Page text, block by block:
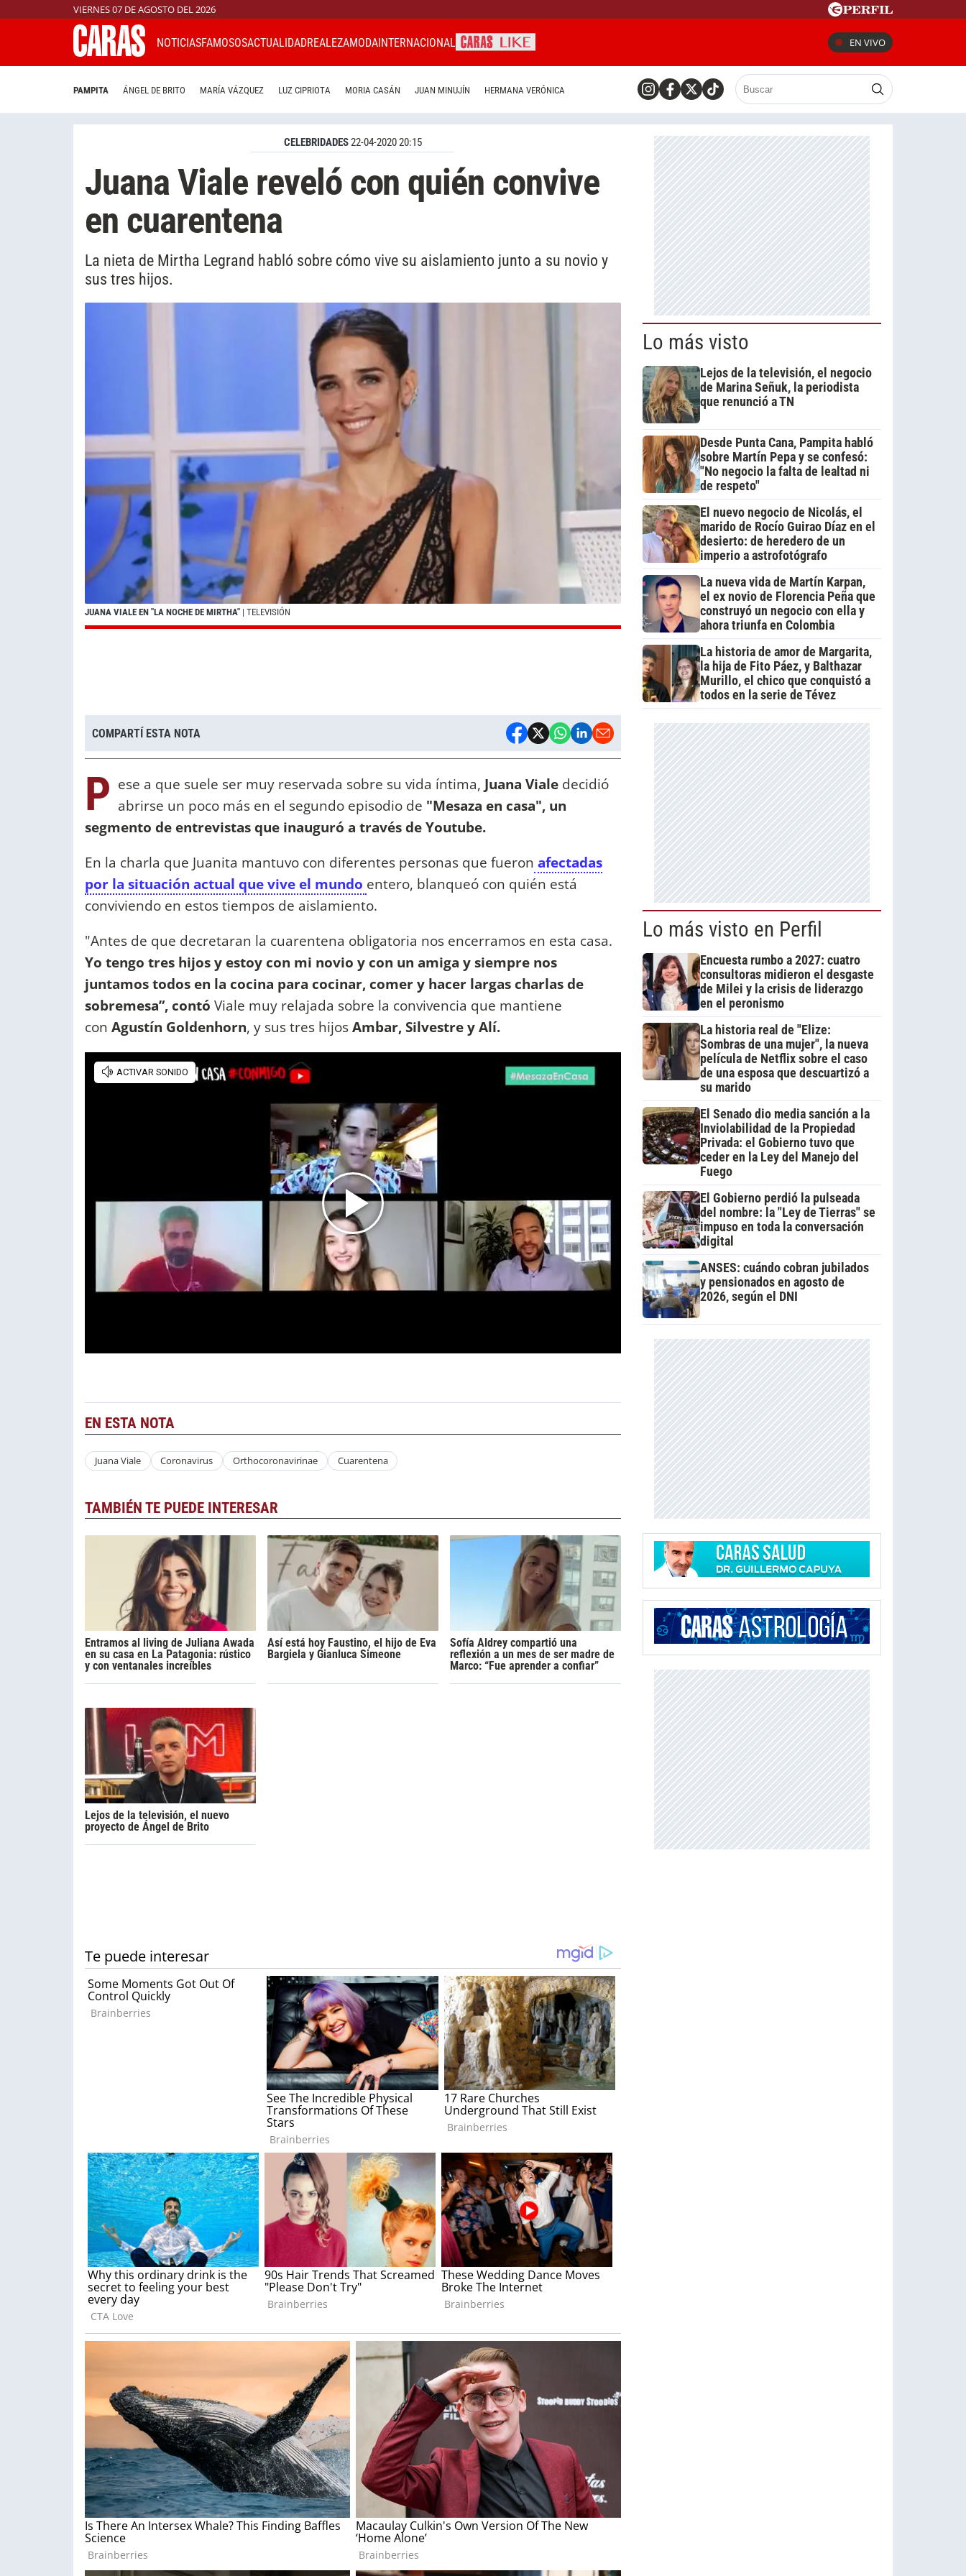
VIERNES 07 DE AGOSTO DEL 2026
NOTICIASFAMOSOSACTUALIDADREALEZAMODAINTERNACIONAL EN VIVO
PAMPITA ÁNGEL DE BRITO MARÍA VÁZQUEZ LUZ CIPRIOTA MORIA CASÁN JUAN MINUJÍN HERMANA VERÓNICA
CELEBRIDADES22-04-2020 20:15
Juana Viale reveló con quién convive
en cuarentena
La nieta de Mirtha Legrand habló sobre cómo vive su aislamiento junto a su novio y
sus tres hijos.
JUANA VIALE EN "LA NOCHE DE MIRTHA" | TELEVISIÓN
COMPARTÍ ESTA NOTA
P ese a que suele ser muy reservada sobre su vida íntima, Juana Viale decidió
abrirse un poco más en el segundo episodio de "Mesaza en casa", un
segmento de entrevistas que inauguró a través de Youtube.
En la charla que Juanita mantuvo con diferentes personas que fueron afectadas
por la situación actual que vive el mundo entero, blanqueó con quién está
conviviendo en estos tiempos de aislamiento.
"Antes de que decretaran la cuarentena obligatoria nos encerramos en esta casa.
Yo tengo tres hijos y estoy con mi novio y con un amiga y siempre nos
juntamos todos en la cocina para cocinar, comer y hacer largas charlas de
sobremesa”, contó Viale muy relajada sobre la convivencia que mantiene
con Agustín Goldenhorn, y sus tres hijosAmbar, Silvestre y Alí.
EN ESTA NOTA
Juana Viale Coronavirus Orthocoronavirinae Cuarentena
TAMBIÉN TE PUEDE INTERESAR
Entramos al living de Juliana Awada
en su casa en La Patagonia: rústico
y con ventanales increíbles
Así está hoy Faustino, el hijo de Eva
Bargiela y Gianluca Simeone
Sofía Aldrey compartió una
reflexión a un mes de ser madre de
Marco: “Fue aprender a confiar”
Lejos de la televisión, el nuevo
proyecto de Ángel de Brito
Lo más visto
Lejos de la televisión, el negocio
de Marina Señuk, la periodista
que renunció a TN
Desde Punta Cana, Pampita habló
sobre Martín Pepa y se confesó:
"No negocio la falta de lealtad ni
de respeto"
El nuevo negocio de Nicolás, el
marido de Rocío Guirao Díaz en el
desierto: de heredero de un
imperio a astrofotógrafo
La nueva vida de Martín Karpan,
el ex novio de Florencia Peña que
construyó un negocio con ella y
ahora triunfa en Colombia
La historia de amor de Margarita,
la hija de Fito Páez, y Balthazar
Murillo, el chico que conquistó a
todos en la serie de Tévez
Lo más visto en Perfil
Encuesta rumbo a 2027: cuatro
consultoras midieron el desgaste
de Milei y la crisis de liderazgo
en el peronismo
La historia real de "Elize:
Sombras de una mujer", la nueva
película de Netflix sobre el caso
de una esposa que descuartizó a
su marido
El Senado dio media sanción a la
Inviolabilidad de la Propiedad
Privada: el Gobierno tuvo que
ceder en la Ley del Manejo del
Fuego
El Gobierno perdió la pulseada
del nombre: la "Ley de Tierras" se
impuso en toda la conversación
digital
ANSES: cuándo cobran jubilados
y pensionados en agosto de
2026, según el DNI